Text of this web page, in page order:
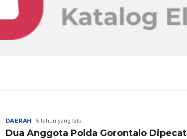
DAERAH 5 tahun yang lalu
Dua Anggota Polda Gorontalo Dipecat